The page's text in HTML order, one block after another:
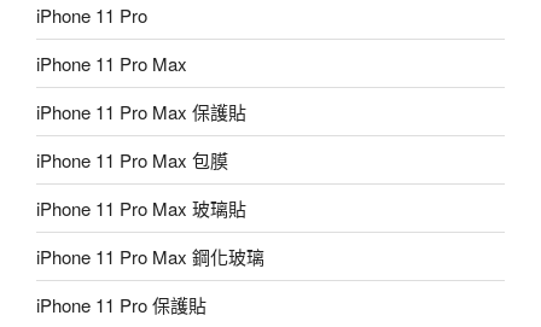
iPhone 11 Pro
iPhone 11 Pro Max
iPhone 11 Pro Max 保護貼
iPhone 11 Pro Max 包膜
iPhone 11 Pro Max 玻璃貼
iPhone 11 Pro Max 鋼化玻璃
iPhone 11 Pro 保護貼